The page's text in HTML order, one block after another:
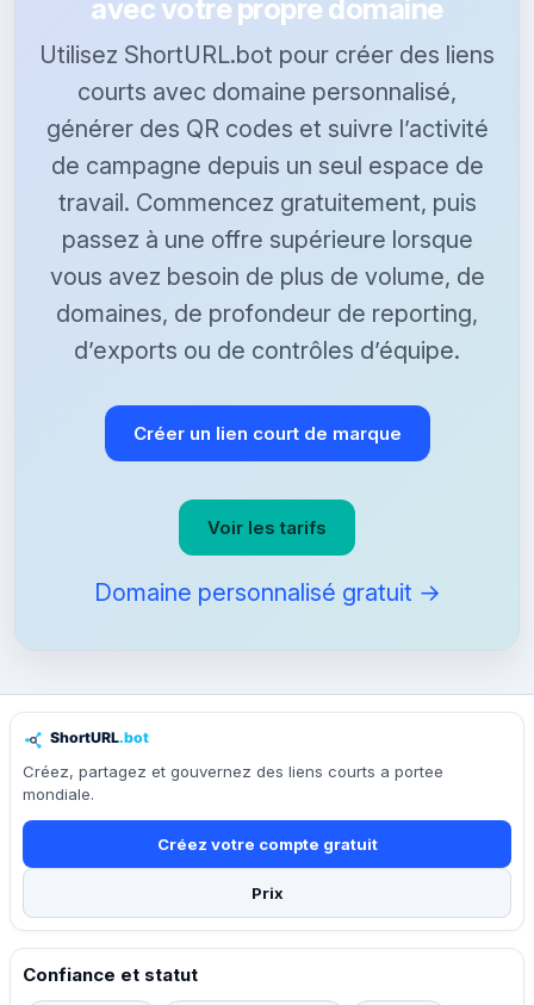
avec votre propre domaine
Utilisez ShortURL.bot pour créer des liens
courts avec domaine personnalisé,
générer des QR codes et suivre l’activité
de campagne depuis un seul espace de
travail. Commencez gratuitement, puis
passez à une offre supérieure lorsque
vous avez besoin de plus de volume, de
domaines, de profondeur de reporting,
d’exports ou de contrôles d’équipe.
Créer un lien court de marque
Voir les tarifs
Domaine personnalisé gratuit →
Créez, partagez et gouvernez des liens courts a portee
mondiale.
Créez votre compte gratuit
Prix
Confiance et statut